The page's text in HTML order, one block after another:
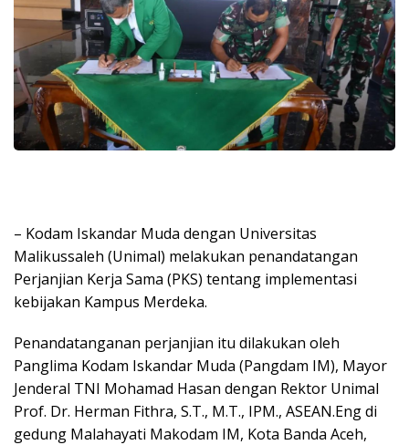
– Kodam Iskandar Muda dengan Universitas
Malikussaleh (Unimal) melakukan penandatangan
Perjanjian Kerja Sama (PKS) tentang implementasi
kebijakan Kampus Merdeka.
Penandatanganan perjanjian itu dilakukan oleh
Panglima Kodam Iskandar Muda (Pangdam IM), Mayor
Jenderal TNI Mohamad Hasan dengan Rektor Unimal
Prof. Dr. Herman Fithra, S.T., M.T., IPM., ASEAN.Eng di
gedung Malahayati Makodam IM, Kota Banda Aceh,